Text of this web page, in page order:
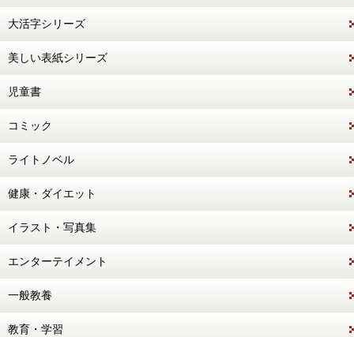
大活字シリーズ
美しい表紙シリーズ
児童書
コミック
ライトノベル
健康・ダイエット
イラスト・写真集
エンターテイメント
一般教養
教育・学習